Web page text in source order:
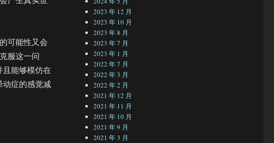
可能性又会
服这一问
能够模仿在
动症的感觉减
2023 年 12 月
2023 年 10 月
2023 年 8 月
2023 年 7 月
2023 年 1 月
2022 年 7 月
2022 年 3 月
2022 年 2 月
2021 年 12 月
2021 年 11 月
2021 年 10 月
2021 年 9 月
2021 年 3 月